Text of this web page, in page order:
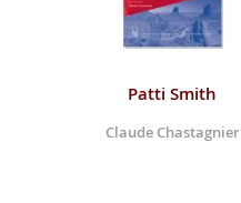
Patti Smith
Claude Chastagnier